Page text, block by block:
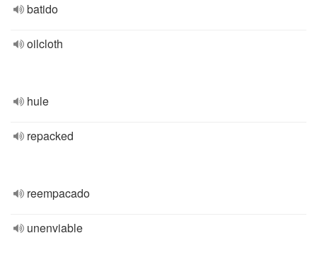
batido
oilcloth
hule
repacked
reempacado
unenviable